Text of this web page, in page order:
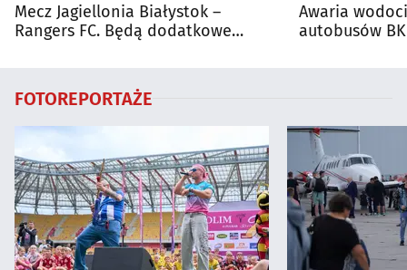
Mecz Jagiellonia Białystok –
Rangers FC. Będą dodatkowe
Awaria
autobusów
FOTOREPORTAŻE